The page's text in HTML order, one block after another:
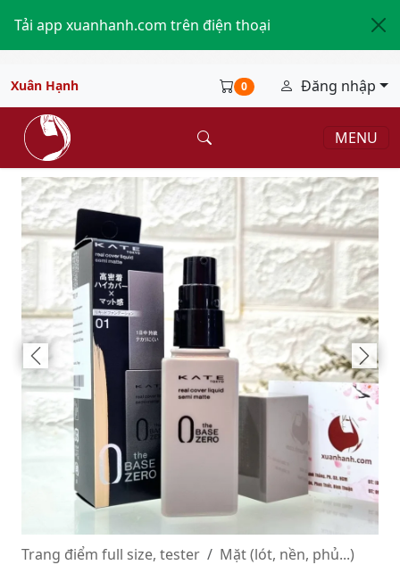
Tải app xuanhanh.com trên điện thoại
Xuân Hạnh 0 Đăng nhập
MENU
Trang điểm full size, tester Mặt (lót, nền, phủ...)